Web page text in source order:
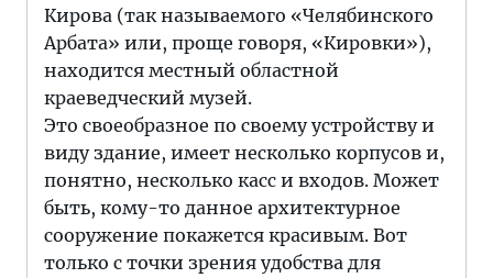
Кирова (так называемого «Челябинского
Арбата» или, проще говоря, «Кировки»),
находится местный областной
краеведческий музей.
Это своеобразное по своему устройству и
виду здание, имеет несколько корпусов и,
понятно, несколько касс и входов. Может
быть, кому-то данное архитектурное
сооружение покажется красивым. Вот
только с точки зрения удобства для